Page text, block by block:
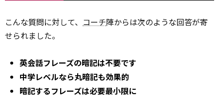
こんな質問に対して、 コーチ陣からは次のような回答が寄
せられました。
英会話フレーズの暗記は不要です
中学レベルなら丸暗記も効果的
暗記するフレーズは必要最小限に